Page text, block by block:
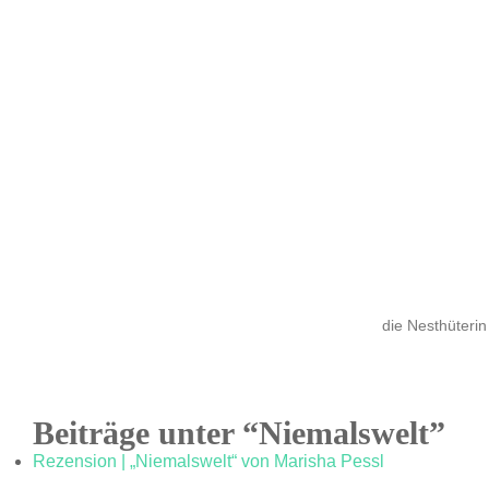
die Nesthüterin
Beiträge unter “Niemalswelt”
Rezension | „Niemalswelt“ von Marisha Pessl